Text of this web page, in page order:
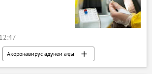
Акоронавирус адунеи аҿы